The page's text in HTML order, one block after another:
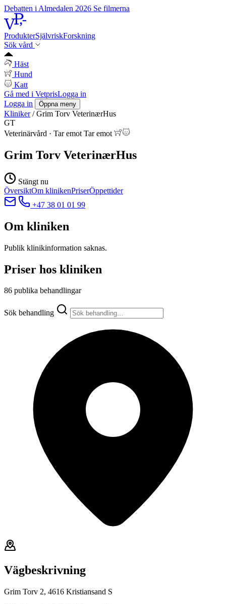
Debatten i Almedalen 2026 Se filmerna
ProdukterSjälvriskForskning
Sök vård
Häst
Hund
Katt
Gå med i VetprisLogga in
Logga in
Öppna meny
Kliniker / Grim Torv VeterinærHus
GT
Veterinärvård · Tar emot Tar emot
Grim Torv VeterinærHus
Stängt nu
ÖversiktOm klinikenPriserÖppettider
+47 38 01 01 99
Om kliniken
Publik klinikinformation saknas.
Priser hos kliniken
86 publika behandlingar
Sök behandling
Vägbeskrivning
Grim Torv 2, 4616 Kristiansand S